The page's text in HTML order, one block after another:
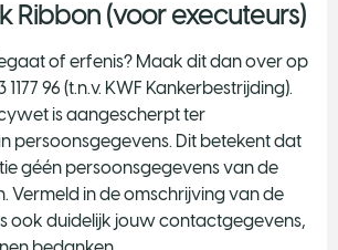
Ribbon (voor executeurs)
of erfenis? Maak dit dan over op
1177 96 (t.n.v. KWF Kankerbestrijding).
is aangescherpt ter
persoonsgegevens. Dit betekent dat
géén persoonsgegevens van de
Vermeld in de omschrijving van de
ook duidelijk jouw contactgegevens,